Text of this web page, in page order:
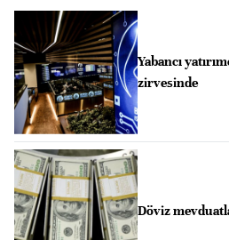
Yabancı
zirvesinde
Döviz